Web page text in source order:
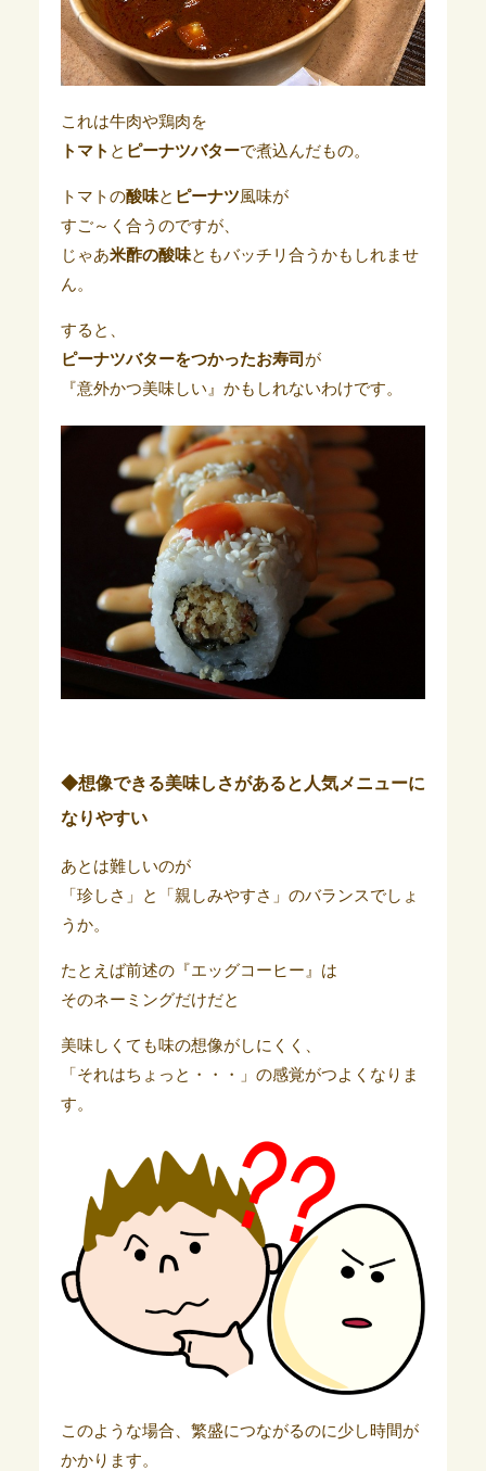
これは牛肉や鶏肉を
トマト と ピーナツバターで煮込んだもの。
トマトの酸味と ピーナツ風味が
すご～く合うのですが、
じゃあ米酢の酸味ともバッチリ合うかもしれませ
ん。
すると、
ピーナツバターをつかったお寿司 が
『意外かつ美味しい』かもしれないわけです。
◆想像できる美味しさがあると人気メニューに
なりやすい
あとは難しいのが
「珍しさ」と「親しみやすさ」のバランスでしょ
うか。
たとえば前述の『エッグコーヒー』は
そのネーミングだけだと
美味しくても味の想像がしにくく、
「それはちょっと・・・」の感覚がつよくなりま
す。
このような場合、繁盛につながるのに少し時間が
かかります。